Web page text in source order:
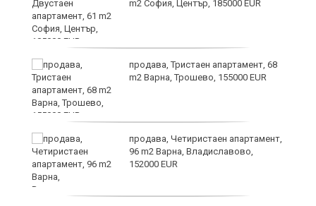
m2 София, Център, 185000 EUR
продава, Тристаен апартамент, 68
m2 Варна, Трошево, 155000 EUR
продава, Четиристаен апартамент,
96 m2 Варна, Владиславово,
152000 EUR